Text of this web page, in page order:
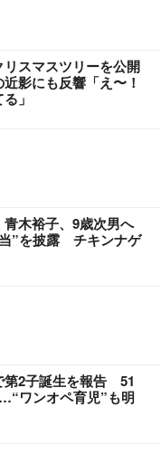
スマスツリーを公開
影にも反響「え〜！
」
木裕子、9歳次男へ
”を披露 チキンナゲ
第2子誕生を報告 51
ワンオペ育児”も明